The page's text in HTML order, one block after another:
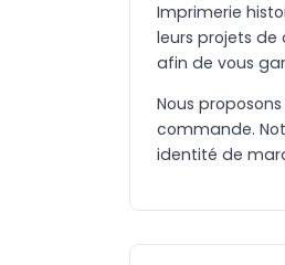
Imprimerie
leurs projets de
afin de vous
Nous
commande.
identité de